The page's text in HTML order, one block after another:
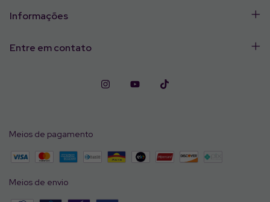
Informações
Entre em contato
Meios de pagamento
Meios de envio